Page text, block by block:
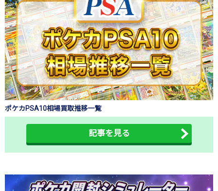
ポケカPSA10相場買取推移一覧
記事を見る